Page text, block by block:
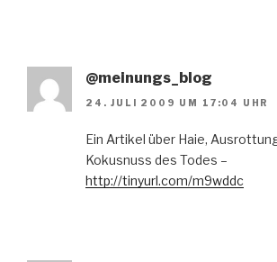
@meinungs_blog
24. JULI 2009 UM 17:04 UHR
Ein Artikel über Haie,
Kokusnuss des Todes –
http://tinyurl.com/m9wddc